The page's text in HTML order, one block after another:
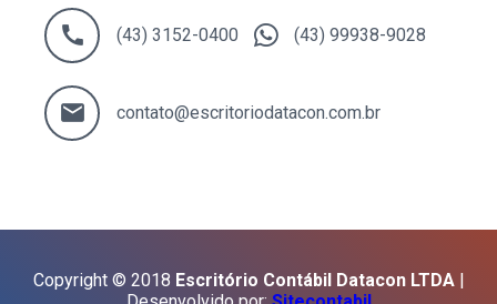
call (43) 3152-0400 (43) 99938-9028
email contato@escritoriodatacon.com.br
Copyright © 2018 Escritório Contábil Datacon LTDA |